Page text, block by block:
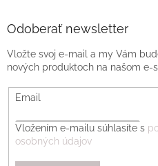
Odoberať newsletter
Vložte svoj e-mail a my Vám
nových produktoch na našom e-
Email
Vložením e-mailu súhlasíte s
osobných údajov